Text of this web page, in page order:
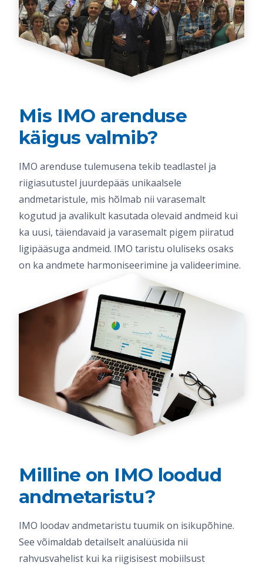
Mis IMO arenduse
käigus valmib?
IMO arenduse tulemusena tekib teadlastel ja
riigiasutustel juurdepääs unikaalsele
andmetaristule, mis hõlmab nii varasemalt
kogutud ja avalikult kasutada olevaid andmeid kui
ka uusi, täiendavaid ja varasemalt pigem piiratud
ligipääsuga andmeid. IMO taristu oluliseks osaks
on ka andmete harmoniseerimine ja valideerimine.
Milline on IMO loodud
andmetaristu?
IMO loodav andmetaristu tuumik on isikupõhine.
See võimaldab detailselt analüüsida nii
rahvusvahelist kui ka riigisisest mobiilsust